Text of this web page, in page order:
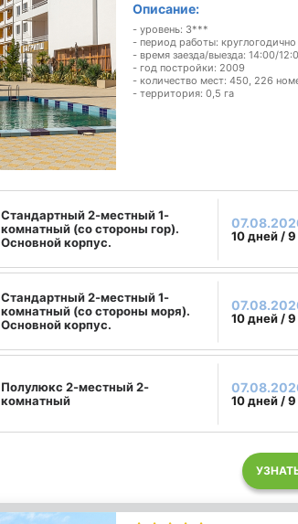
Описание:
- уровень: 3***
- период работы: круглогодично
- время заезда/выезда: 14:00/
- год постройки: 2009
- количество мест: 450, 226
- территория: 0,5 га
Стандартный 2-местный 1-
комнатный (со стороны гор).
Основной корпус.
10 дней /
Стандартный 2-местный 1-
комнатный (со стороны моря).
Основной корпус.
10 дней /
Полулюкс 2-местный 2-
комнатный
10 дней /